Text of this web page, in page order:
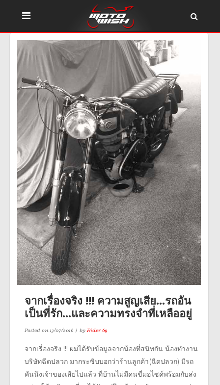
จากเรื่องจริง !!! ความสูญเสีย…รถอัน
เป็นที่รัก…และความทรงจำที่เหลืออยู่
Posted on13/07/2016 byRider 69
จากเรื่องจริง !!! ผมได้รับข้อมูลจากน้องที่สนิทกัน น้องทำงาน
บริษัทฉีดปลวก มากระซิบบอกว่าร้านลูกค้า(ฉีดปลวก) มีรถ
คันนึงเจ้าของเสียไปแล้ว ที่บ้านไม่มีคนขี่มอไซค์พร้อมกับส่ง